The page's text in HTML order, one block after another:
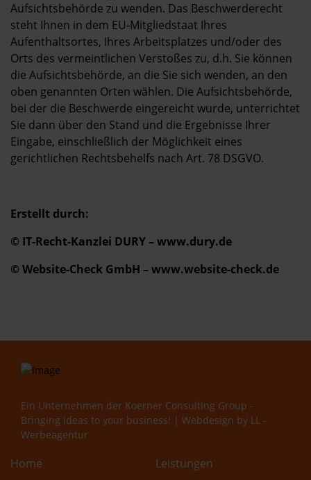
Aufsichtsbehörde zu wenden. Das Beschwerderecht
steht Ihnen in dem EU-Mitgliedstaat Ihres
Aufenthaltsortes, Ihres Arbeitsplatzes und/oder des
Orts des vermeintlichen Verstoßes zu, d.h. Sie können
die Aufsichtsbehörde, an die Sie sich wenden, an den
oben genannten Orten wählen. Die Aufsichtsbehörde,
bei der die Beschwerde eingereicht wurde, unterrichtet
Sie dann über den Stand und die Ergebnisse Ihrer
Eingabe, einschließlich der Möglichkeit eines
gerichtlichen Rechtsbehelfs nach Art. 78 DSGVO.
Erstellt durch:
© IT-Recht-Kanzlei DURY – www.dury.de
© Website-Check GmbH – www.website-check.de
Ein Unternehmen der Koerner Consulting Group -
Bringing ideas to your business! | Webdesign by LL -
Werbeagentur
Home Leistungen